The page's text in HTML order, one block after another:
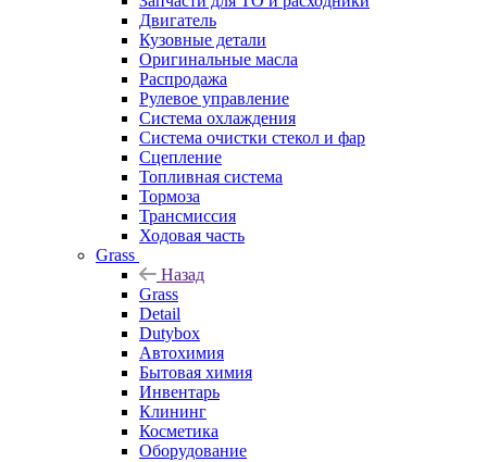
Двигатель
Кузовные детали
Оригинальные масла
Распродажа
Рулевое управление
Система охлаждения
Система очистки стекол и фар
Сцепление
Топливная система
Тормоза
Трансмиссия
Ходовая часть
Grass
Назад
Grass
Detail
Dutybox
Автохимия
Бытовая химия
Инвентарь
Клининг
Косметика
Оборудование